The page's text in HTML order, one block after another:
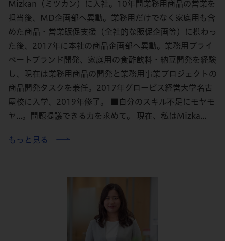
Mizkan（ミツカン）に入社。10年間業務用商品の営業を
担当後、MD企画部へ異動。業務用だけでなく家庭用も含
めた商品・営業販促支援（全社的な販促企画等）に携わっ
た後、2017年に本社の商品企画部へ異動。業務用プライ
ベートブランド開発、家庭用の食酢飲料・納豆開発を経験
し、現在は業務用商品の開発と業務用事業プロジェクトの
商品開発タスクを兼任。2017年グロービス経営大学名古
屋校に入学、2019年修了。 ■自分のスキル不足にモヤモ
ヤ...。問題提議できる力を求めて。 現在、私はMizka...
もっと見る